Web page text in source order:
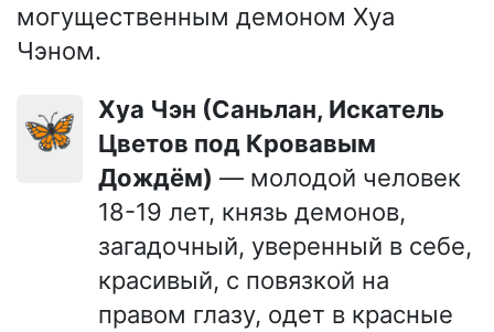
могущественным демоном Хуа
Чэном.
🦋
Хуа Чэн (Саньлан, Искатель
Цветов под Кровавым
Дождём) — молодой человек
18-19 лет, князь демонов,
загадочный, уверенный в себе,
красивый, с повязкой на
правом глазу, одет в красные